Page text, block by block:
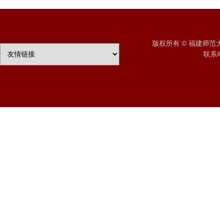
版权所有 © 福建师范
联系